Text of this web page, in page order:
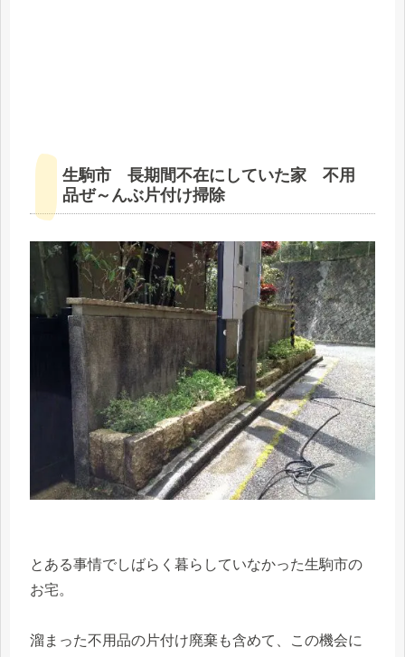
生駒市 長期間不在にしていた家 不用
品ぜ～んぶ片付け掃除
とある事情でしばらく暮らしていなかった生駒市の
お宅。
溜まった不用品の片付け廃棄も含めて、この機会に